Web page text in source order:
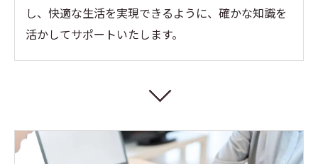
し、快適な生活を実現できるように、確かな知識を
活かしてサポートいたします。